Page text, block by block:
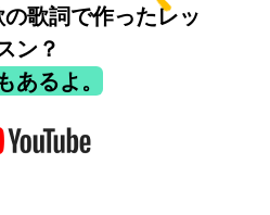
歌詞で作ったレッ
ン？
あるよ。